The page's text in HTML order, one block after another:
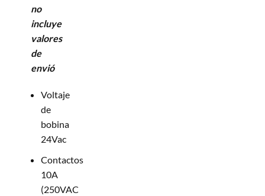
no
incluye
valores
de
envió
Voltaje
de
bobina
24Vac
Contactos
10A
(250VAC